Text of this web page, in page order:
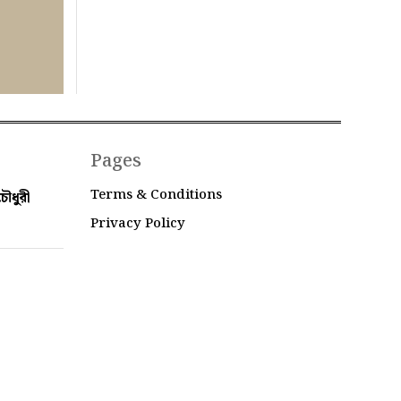
Pages
Terms & Conditions
Privacy Policy